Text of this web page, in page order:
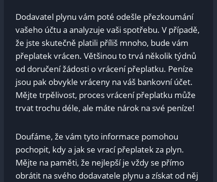
Dodavatel plynu vám poté odešle přezkoumání
vašeho účtu ‌a analyzuje vaši spotřebu. V případě,
‌že jste skutečně⁣ platili‌ příliš mnoho, bude vám
přeplatek vrácen. Většinou ‍to⁤ trvá ‌několik týdnů
od doručení žádosti o vrácení‌ přeplatku. Peníze
jsou pak obvykle vráceny⁤ na váš bankovní účet.‍
Mějte⁤ trpělivost, proces ​vrácení přeplatku může
trvat trochu déle, ale máte nárok na své peníze!
Doufáme,‍ že vám tyto ‌informace pomohou​
pochopit,⁢ kdy a jak se vrací⁣ přeplatek ⁤za plyn.
Mějte na‍ paměti, že nejlepší je vždy se přímo
obrátit ⁢na svého dodavatele plynu a získat ​od něj ​